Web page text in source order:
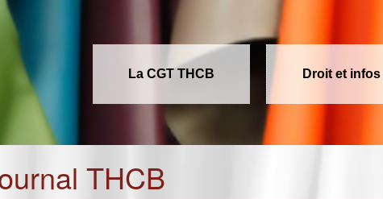
La CGT THCB Droit et
THCB